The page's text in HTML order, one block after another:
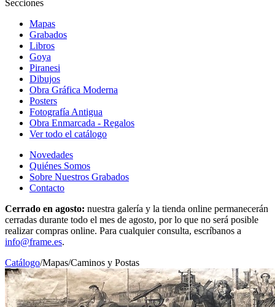
Secciones
Mapas
Grabados
Libros
Goya
Piranesi
Dibujos
Obra Gráfica Moderna
Posters
Fotografía Antigua
Obra Enmarcada - Regalos
Ver todo el catálogo
Novedades
Quiénes Somos
Sobre Nuestros Grabados
Contacto
Cerrado en agosto: nuestra galería y la tienda online permanecerán
cerradas durante todo el mes de agosto, por lo que no será posible
realizar compras online. Para cualquier consulta, escríbanos a
info@frame.es.
Catálogo/Mapas/Caminos y Postas